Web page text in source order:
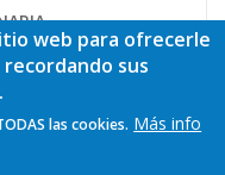
Inversión auxiliable:
€ Ubicación: La Roza,
El objeto de la
web para ofrecerle
sus
las cookies. Más info